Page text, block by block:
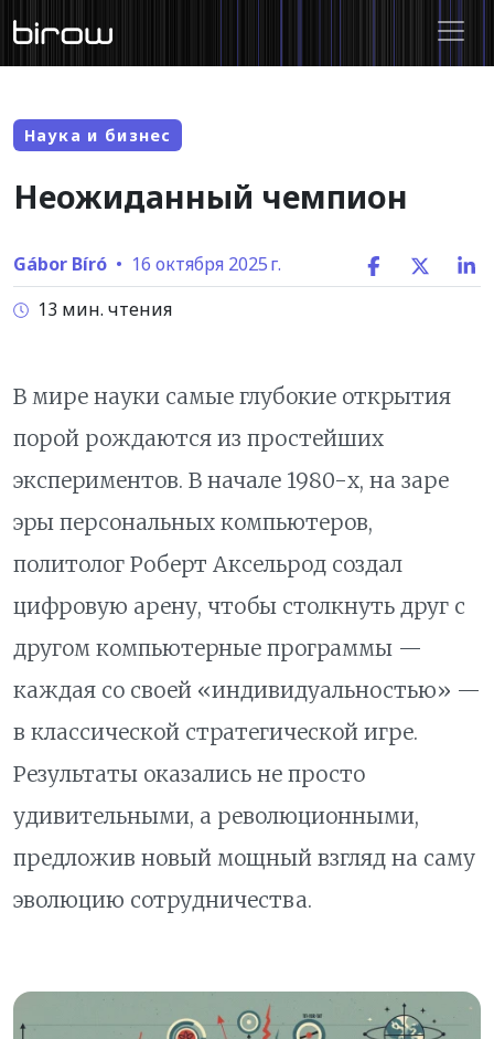
Наука и бизнес
Неожиданный чемпион
Gábor Bíró • 16 октября 2025 г.
13 мин. чтения
В мире науки самые глубокие открытия
порой рождаются из простейших
экспериментов. В начале 1980-х, на заре
эры персональных компьютеров,
политолог Роберт Аксельрод создал
цифровую арену, чтобы столкнуть друг с
другом компьютерные программы —
каждая со своей «индивидуальностью» —
в классической стратегической игре.
Результаты оказались не просто
удивительными, а революционными,
предложив новый мощный взгляд на саму
эволюцию сотрудничества.